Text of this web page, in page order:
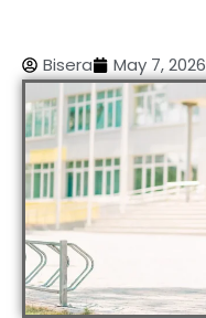
Bisera May 7, 2026